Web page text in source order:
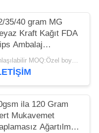
35/40 gram MG
Kraft Kağıt FDA
Ambalaj
Anlaşılabilir MOQ:Özel boyut için 1 ton
ila 120 Gram
Mukavemet
Ağartılmış